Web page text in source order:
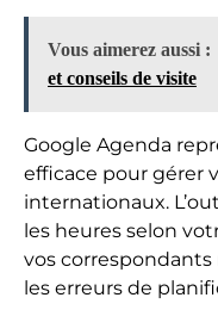
Vous aimerez aussi :
et conseils de visite
Google Agenda
efficace pour gérer
internationaux.
les heures selon
vos correspondants
les erreurs de